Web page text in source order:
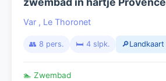
Var , Le Thoronet
👥 8 pers. 🛏️ 4 slpk. 🔎Landkaart
🏊 Zwembad